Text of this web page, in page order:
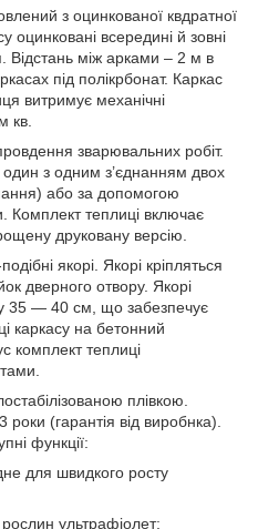
з оцинкованої квдратної
оцинковані всередині й зовні
Відстань між арками – 2 м в
під полікрбонат. Каркас
витримує механічні
кв.
зварювальних робіт.
з одним з’єднанням двох
або за допомогою
Комплект теплиці включає
друковану версію.
якорі. Якорі кріпляться
дверного отвору. Якорі
35 — 40 см, що забезпечує
каркасу на бетонний
комплект теплиці
плівкою.
роки (гарантія від виробнка).
функції:
для швидкого росту
ультрафіолет;